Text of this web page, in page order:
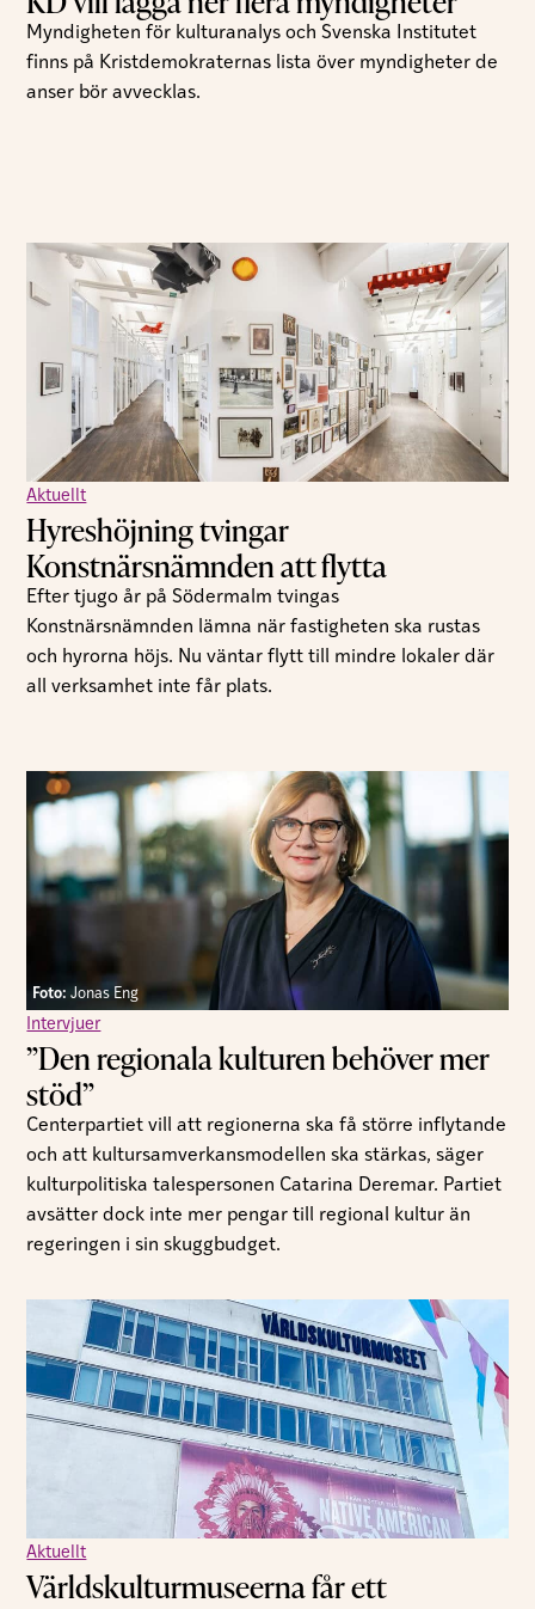
Myndigheten för kulturanalys och Svenska Institutet
finns på Kristdemokraternas lista över myndigheter de
anser bör avvecklas.
Aktuellt
Hyreshöjning tvingar
Konstnärsnämnden att flytta
Efter tjugo år på Södermalm tvingas
Konstnärsnämnden lämna när fastigheten ska rustas
och hyrorna höjs. Nu väntar flytt till mindre lokaler där
all verksamhet inte får plats.
Foto:Jonas Eng
Intervjuer
”Den regionala kulturen behöver mer
stöd”
Centerpartiet vill att regionerna ska få större inflytande
och att kultursamverkansmodellen ska stärkas, säger
kulturpolitiska talespersonen Catarina Deremar. Partiet
avsätter dock inte mer pengar till regional kultur än
regeringen i sin skuggbudget.
Aktuellt
Världskulturmuseerna får ett